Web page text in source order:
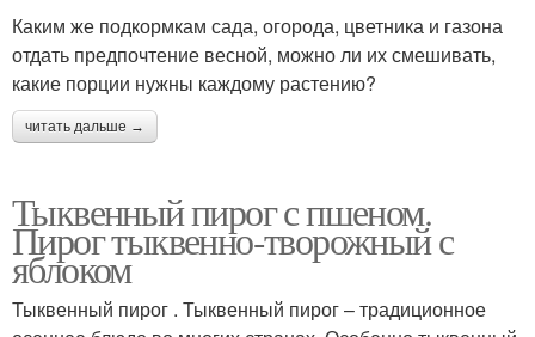
Каким же подкормкам сада, огорода, цветника и газона
отдать предпочтение весной, можно ли их смешивать,
какие порции нужны каждому растению?
читать дальше →
Тыквенный пирог с пшеном.
Пирог тыквенно-творожный с
яблоком
Тыквенный пирог . Тыквенный пирог – традиционное